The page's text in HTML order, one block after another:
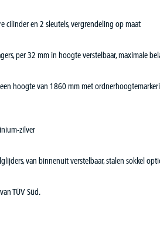
cilinder en 2 sleutels, vergrendeling op maat
per 32 mm in hoogte verstelbaar, maximale
hoogte van 1860 mm met
zilver
van binnenuit verstelbaar, stalen sokkel
TÜV Süd.